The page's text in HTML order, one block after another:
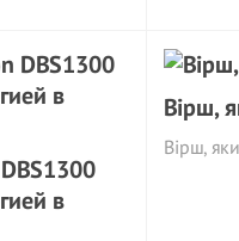
в
Вірш,
Вірш,